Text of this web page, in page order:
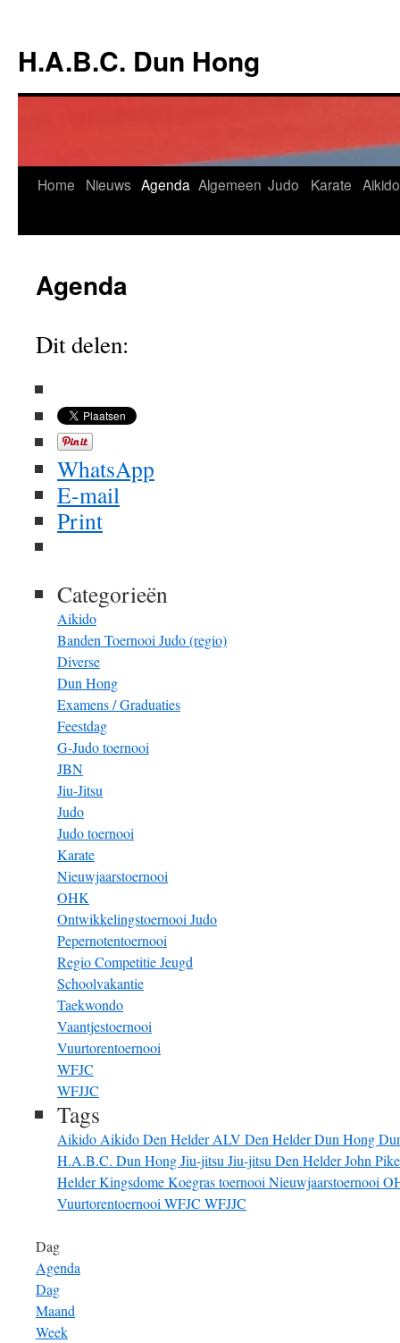
de
inhoud
H.A.B.C. Dun Hong
Home Nieuws Agenda Algemeen Judo Karate Aikido
Agenda
Dit delen:
WhatsApp
E-mail
Print
Categorieën
Aikido
Banden Toernooi Judo (regio)
Diverse
Dun Hong
Examens / Graduaties
Feestdag
G-Judo toernooi
JBN
Jiu-Jitsu
Judo
Judo toernooi
Karate
Nieuwjaarstoernooi
OHK
Ontwikkelingstoernooi Judo
Pepernotentoernooi
Regio Competitie Jeugd
Schoolvakantie
Taekwondo
Vaantjestoernooi
Vuurtorentoernooi
WFJC
WFJJC
Tags
Aikido Aikido Den HelderALV Den HelderDun Hong
H.A.B.C. Dun HongJiu-jitsu Jiu-jitsu Den HelderJohn
HelderKingsdomeKoegras toernooi Nieuwjaarstoernooi
Vuurtorentoernooi WFJC WFJJC
Dag
Agenda
Dag
Maand
Week